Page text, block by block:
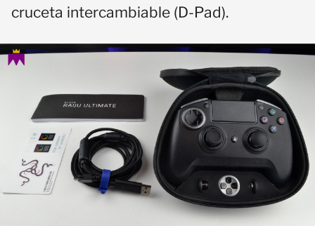
cruceta intercambiable (D-Pad).